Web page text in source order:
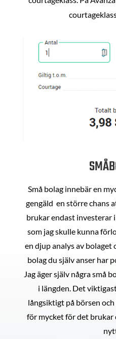
Små bolag innebär en
gengäld en större chans
brukar endast investerar
som jag skulle kunna
en djup analys av bolaget
bolag du själv anser har
Jag äger själv några små
i längden. Det
långsiktigt på börsen
för mycket för det brukar